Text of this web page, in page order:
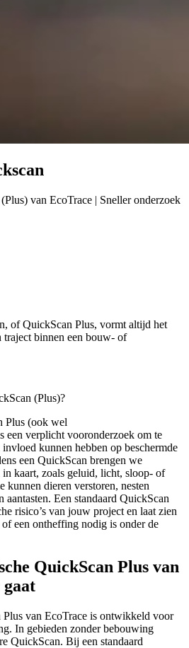
van EcoTrace | Sneller onderzoek
of QuickScan Plus, vormt altijd het
traject binnen een bouw- of
(Plus)?
Plus (ook wel
een verplicht vooronderzoek om te
kunnen hebben op beschermde
een QuickScan brengen we
kaart, zoals geluid, licht, sloop- of
kunnen dieren verstoren, nesten
aantasten. Een standaard QuickScan
risico’s van jouw project en laat zien
een ontheffing nodig is onder de
QuickScan Plus van
van EcoTrace is ontwikkeld voor
In gebieden zonder bebouwing
QuickScan. Bij een standaard